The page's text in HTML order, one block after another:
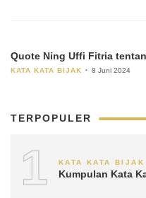
Quote Ning Uffi Fitria
KATA KATA BIJAK 8 Juni 2024
TERPOPULER
1 KATA KATA BIJAK
Kumpulan Kata